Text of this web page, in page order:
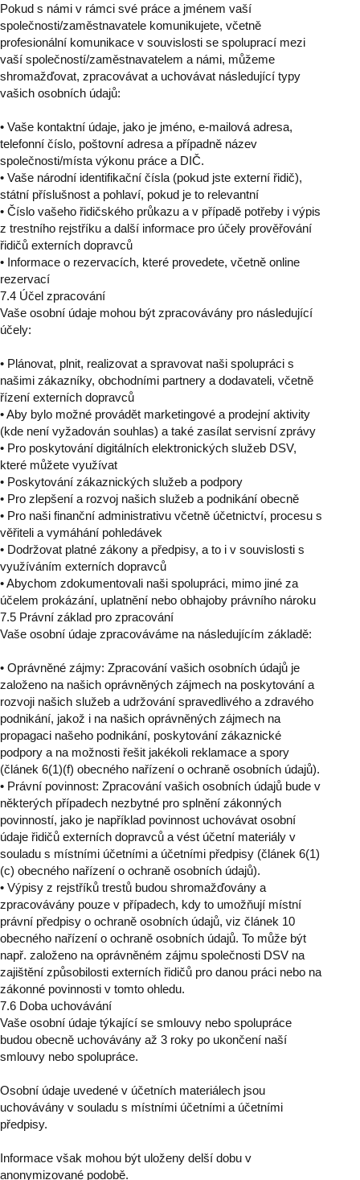
Pokud s námi v rámci své práce a jménem vaší
společnosti/zaměstnavatele komunikujete, včetně
profesionální komunikace v souvislosti se spoluprací mezi
vaší společností/zaměstnavatelem a námi, můžeme
shromažďovat, zpracovávat a uchovávat následující typy
vašich osobních údajů:
• Vaše kontaktní údaje, jako je jméno, e-mailová adresa,
telefonní číslo, poštovní adresa a případně název
společnosti/místa výkonu práce a DIČ.
• Vaše národní identifikační čísla (pokud jste externí řidič),
státní příslušnost a pohlaví, pokud je to relevantní
• Číslo vašeho řidičského průkazu a v případě potřeby i výpis
z trestního rejstříku a další informace pro účely prověřování
řidičů externích dopravců
• Informace o rezervacích, které provedete, včetně online
rezervací
7.4 Účel zpracování
Vaše osobní údaje mohou být zpracovávány pro následující
účely:
• Plánovat, plnit, realizovat a spravovat naši spolupráci s
našimi zákazníky, obchodními partnery a dodavateli, včetně
řízení externích dopravců
• Aby bylo možné provádět marketingové a prodejní aktivity
(kde není vyžadován souhlas) a také zasílat servisní zprávy
• Pro poskytování digitálních elektronických služeb DSV,
které můžete využívat
• Poskytování zákaznických služeb a podpory
• Pro zlepšení a rozvoj našich služeb a podnikání obecně
• Pro naši finanční administrativu včetně účetnictví, procesu s
věřiteli a vymáhání pohledávek
• Dodržovat platné zákony a předpisy, a to i v souvislosti s
využíváním externích dopravců
• Abychom zdokumentovali naši spolupráci, mimo jiné za
účelem prokázání, uplatnění nebo obhajoby právního nároku
7.5 Právní základ pro zpracování
Vaše osobní údaje zpracováváme na následujícím základě:
• Oprávněné zájmy: Zpracování vašich osobních údajů je
založeno na našich oprávněných zájmech na poskytování a
rozvoji našich služeb a udržování spravedlivého a zdravého
podnikání, jakož i na našich oprávněných zájmech na
propagaci našeho podnikání, poskytování zákaznické
podpory a na možnosti řešit jakékoli reklamace a spory
(článek 6(1)(f) obecného nařízení o ochraně osobních údajů).
• Právní povinnost: Zpracování vašich osobních údajů bude v
některých případech nezbytné pro splnění zákonných
povinností, jako je například povinnost uchovávat osobní
údaje řidičů externích dopravců a vést účetní materiály v
souladu s místními účetními a účetními předpisy (článek 6(1)
(c) obecného nařízení o ochraně osobních údajů).
• Výpisy z rejstříků trestů budou shromažďovány a
zpracovávány pouze v případech, kdy to umožňují místní
právní předpisy o ochraně osobních údajů, viz článek 10
obecného nařízení o ochraně osobních údajů. To může být
např. založeno na oprávněném zájmu společnosti DSV na
zajištění způsobilosti externích řidičů pro danou práci nebo na
zákonné povinnosti v tomto ohledu.
7.6 Doba uchovávání
Vaše osobní údaje týkající se smlouvy nebo spolupráce
budou obecně uchovávány až 3 roky po ukončení naší
smlouvy nebo spolupráce.
Osobní údaje uvedené v účetních materiálech jsou
uchovávány v souladu s místními účetními a účetními
předpisy.
Informace však mohou být uloženy delší dobu v
anonymizované podobě.